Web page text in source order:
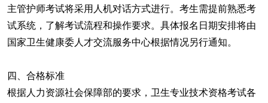
主管护师考试将采用人机对话方式进行。考生需提前熟悉考
试系统，了解考试流程和操作要求。具体报名日期安排将由
国家卫生健康委人才交流服务中心根据情况另行通知。
四、‌ 合格标准
根据人力资源社会保障部的要求，卫生专业技术资格考试各